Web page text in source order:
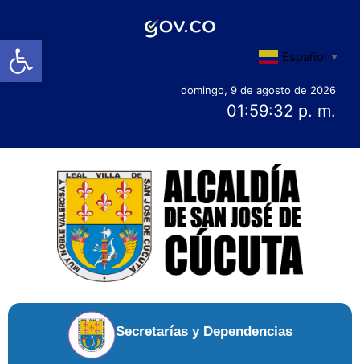
Abrir barra de herramientas
Español ▼
domingo, 9 de agosto de 2026
01:59:34 p. m.
Secretarías y Dependencias